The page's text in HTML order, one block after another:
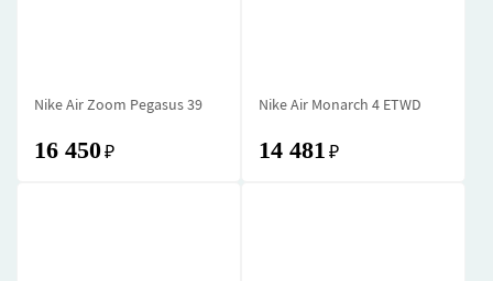
Nike Air Zoom Pegasus 39
16 450₽
Nike Air Monarch 4 ETWD
14 481 ₽